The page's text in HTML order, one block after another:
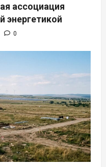
ассоциация
энергетикой
0